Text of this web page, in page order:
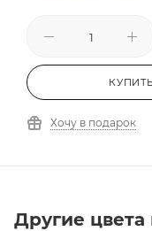
Хочу в подарок
Другие